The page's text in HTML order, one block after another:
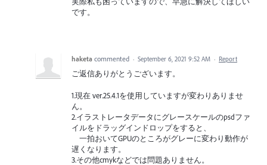
です。
haketa commented · September 6, 2021 9:52 AM · Report
ご返信ありがとうございます。
1.現在 ver.25.4.1を使用していますが変わりありませ
ん。
2.イラストレータデータにグレースケールのpsdファ
イルをドラッグインドロップをすると、
一拍おいてGPUのところがグレーに変わり動作が
遅くなります。
3.その他cmykなどでは問題ありません。